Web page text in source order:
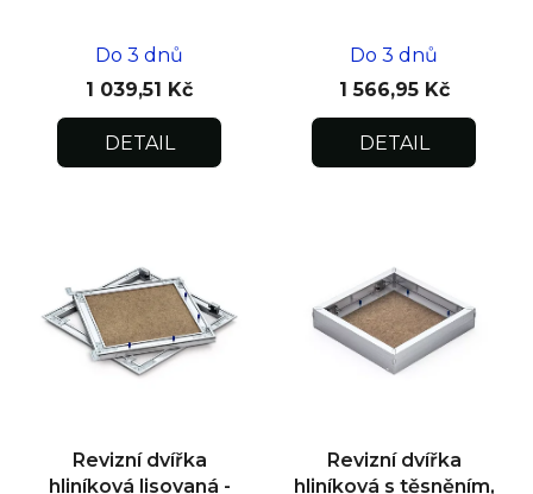
400x400x12,5
Do 3 dnů
1 039,51 Kč
DETAIL
Do 3 dnů
1 566,95 Kč
DETAIL
Revizní dvířka
hliníková lisovaná -
Revizní dvířka
hliníková s těsněním,